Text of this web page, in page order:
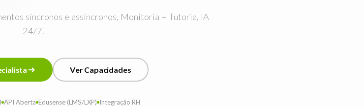
síncronos e assíncronos, Monitoria + Tutoria, IA
24/7.
cialista
VerCapacidades
VerCapacidades
API Aberta Edusense (LMS/LXP) Integração RH